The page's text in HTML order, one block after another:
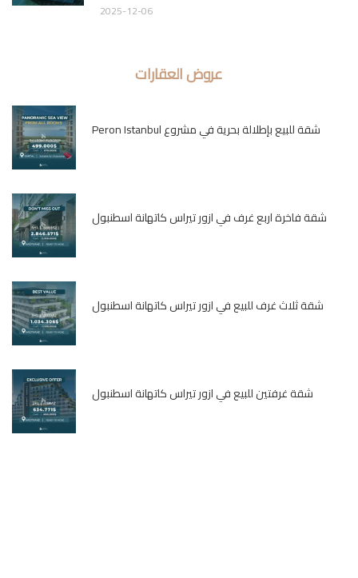
2025-12-06
عروض العقارات
شقة للبيع بإطلالة بحرية في مشروع Peron Istanbul
شقة فاخرة اربع غرف في ازور تيراس كاتهانة اسطنبول
شقة ثلاث غرف للبيع في ازور تيراس كاتهانة اسطنبول
شقة غرفتين للبيع في ازور تيراس كاتهانة اسطنبول